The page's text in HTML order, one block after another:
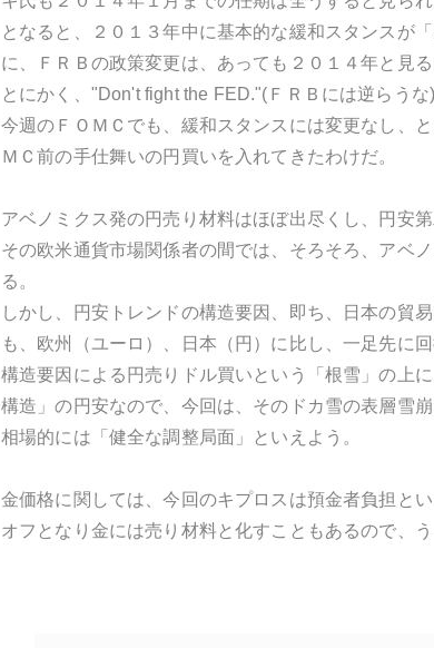
となると、２０１３年中に基本的な緩和スタンスが
に、ＦＲＢの政策変更は、あっても２０１４年と見る
とにかく、"Don't fight the FED."(ＦＲＢには逆らう
今週のＦＯＭＣでも、緩和スタンスには変更なし、
ＭＣ前の手仕舞いの円買いを入れてきたわけだ。
アベノミクス発の円売り材料はほぼ出尽くし、円安
その欧米通貨市場関係者の間では、そろそろ、アベ
る。
しかし、円安トレンドの構造要因、即ち、日本の貿
も、欧州（ユーロ）、日本（円）に比し、一足先に
構造要因による円売りドル買いという「根雪」の上
構造」の円安なので、今回は、そのドカ雪の表層雪崩
相場的には「健全な調整局面」といえよう。
金価格に関しては、今回のキプロスは預金者負担と
オフとなり金には売り材料と化すこともあるので、う